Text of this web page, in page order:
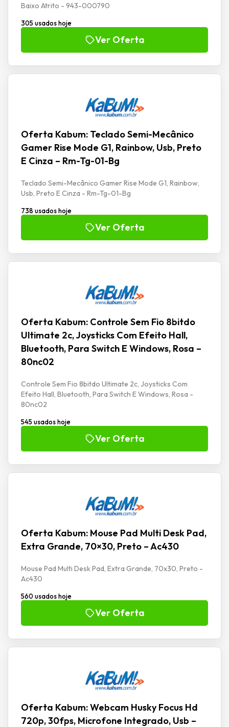
Baixo Atrito - 943-000790
305 usados hoje
Ver Oferta
Oferta Kabum: Teclado Semi-Mecânico
Gamer Rise Mode G1, Rainbow, Usb, Preto
E Cinza – Rm-Tg-01-Bg
Teclado Semi-Mecânico Gamer Rise Mode G1, Rainbow,
Usb, Preto E Cinza - Rm-Tg-01-Bg
738 usados hoje
Ver Oferta
Oferta Kabum: Controle Sem Fio 8bitdo
Ultimate 2c, Joysticks Com Efeito Hall,
Bluetooth, Para Switch E Windows, Rosa –
80nc02
Controle Sem Fio 8bitdo Ultimate 2c, Joysticks Com
Efeito Hall, Bluetooth, Para Switch E Windows, Rosa -
80nc02
545 usados hoje
Ver Oferta
Oferta Kabum: Mouse Pad Multi Desk Pad,
Extra Grande, 70×30, Preto – Ac430
Mouse Pad Multi Desk Pad, Extra Grande, 70x30, Preto -
Ac430
560 usados hoje
Ver Oferta
Oferta Kabum: Webcam Husky Focus Hd
720p, 30fps, Microfone Integrado, Usb –